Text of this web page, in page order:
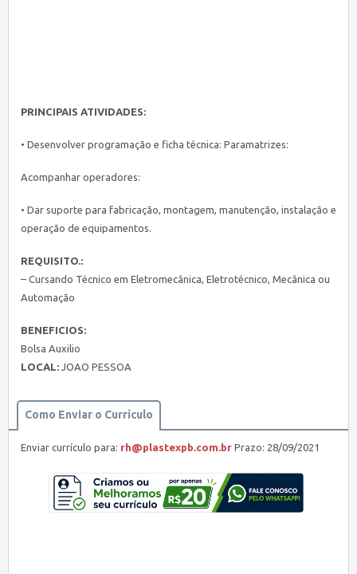
PRINCIPAIS ATIVIDADES:
• Desenvolver programação e ficha técnica: Paramatrizes:
Acompanhar operadores:
• Dar suporte para fabricação, montagem, manutenção, instalação e
operação de equipamentos.
REQUISITO.:
– Cursando Técnico em Eletromecânica, Eletrotécnico, Mecânica ou
Automação
BENEFICIOS:
Bolsa Auxilio
LOCAL: JOAO PESSOA
Como Enviar o Currículo
Enviar currículo para: rh@plastexpb.com.br Prazo: 28/09/2021